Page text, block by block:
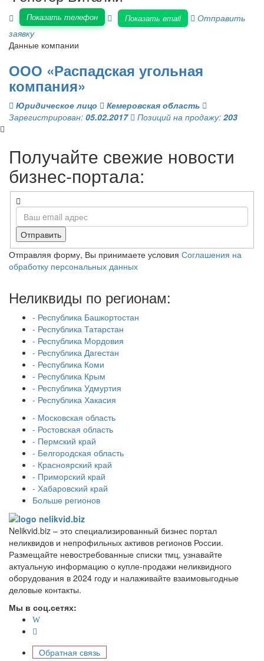
Показать телефон Показать email
Отправить
заявку
Данные компании
ООО «Распадская угольная
компания»
Юридическое лицо
Кемеровская область
Зарегистрирован: 05.02.2017 Позиций на продажу: 203
Получайте свежие новости
бизнес-портала:
Отправить
Отправляя форму, Вы принимаете условия Соглашения на
обработку персональных данных
Неликвиды по регионам:
- Республика Башкортостан
- Республика Татарстан
- Республика Мордовия
- Республика Дагестан
- Республика Коми
- Республика Крым
- Республика Удмуртия
- Республика Хакасия
- Московская область
- Ростовская область
- Пермский край
- Белгородская область
- Красноярский край
- Приморский край
- Хабаровский край
Больше регионов
Nelikvid.biz – это специализированный бизнес портал
неликвидов и непрофильных активов регионов России.
Размещайте невостребованные списки тмц, узнавайте
актуальную информацию о купле-продажи неликвидного
оборудования в 2024 году и налаживайте взаимовыгодные
деловые контакты.
Мы в соц.сетях:
Обратная связь